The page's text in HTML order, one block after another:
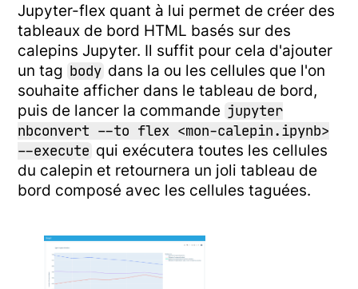
Jupyter-flex quant à lui permet de créer des
tableaux de bord HTML basés sur des
calepins Jupyter. Il suffit pour cela d'ajouter
un tag body dans la ou les cellules que l'on
souhaite afficher dans le tableau de bord,
puis de lancer la commande jupyter
nbconvert --to flex <mon-calepin.ipynb>
--execute qui exécutera toutes les cellules
du calepin et retournera un joli tableau de
bord composé avec les cellules taguées.